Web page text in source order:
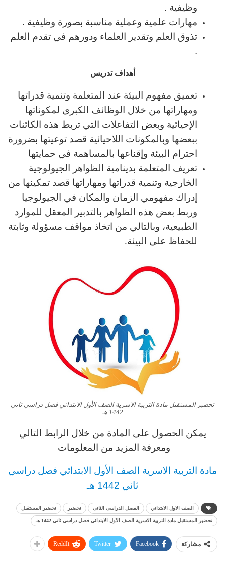
وظيفية .
مهارات علمية وعملية مناسبة بصورة وظيفية .
تذوق العلم وتقدير العلماء ودورهم في تقدم العلم
.
أهداف تدريس
تعميق مفهوم البيئة عند المتعلمة وتنمية قدراتها
ومهاراتها من خلال الوظائف الكبرى لمكوناتها
الإحيائية وبعض التفاعلات التي تربط هذه الكائنات
ببعضها وبالمكونات اللاحيائية قصد توعيتها بضرورة
احترام البيئة وإقناعها بالمساهمة في حمايتها
تعريف المتعلمة بدينامية الظواهر الجيولوجية
الخارجية وتنمية قدراتها ومهاراتها قصد تمكينها من
إدراك مفهومي الزمان والمكان في الجيولوجيا
وربط بعض هذه الظواهر بالتدبير المعقل للموارد
الطبيعية، وبالتالي من اتخاذ مواقف مسؤولة وثابتة
للحفاظ على البيئة.
تحضير المستقبل مادة التربية الاسرية الصف الأول الابتدائي فصل دراسي ثاني
1442 هـ
يمكن الحصول على المادة من خلال الرابط التالي
ومعرفة المزيد من المعلومات
مادة التربية الاسرية الصف الأول الابتدائي فصل دراسي
ثاني 1442 هـ
الصف الاول الابتدائي الفصل الدراسى الثانى تحضير تحضير المستقبل
تحضير المستقبل مادة التربية الاسرية الصف الأول الابتدائي فصل دراسي ثاني 1442 هـ
مشاركة Facebook
Twitter
ReddIt